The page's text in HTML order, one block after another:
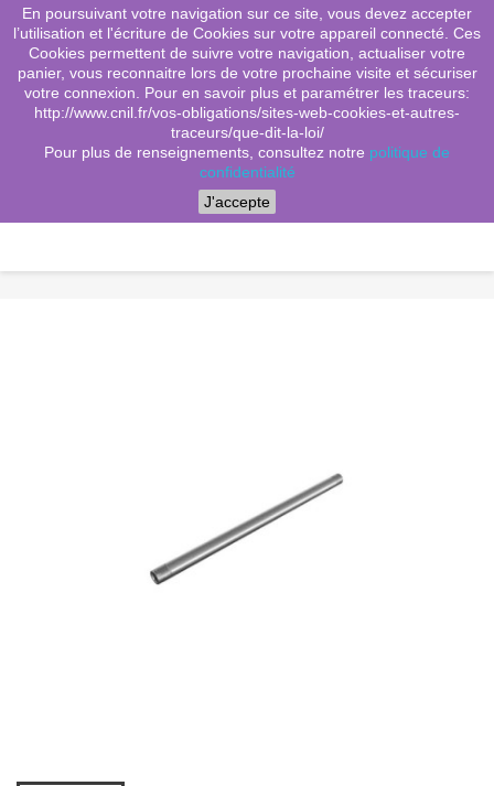
shopping_cart (0)

search
Menu
En poursuivant votre navigation sur ce site, vous devez accepter
l’utilisation et l'écriture de Cookies sur votre appareil connecté. Ces
Cookies permettent de suivre votre navigation, actualiser votre
panier, vous reconnaitre lors de votre prochaine visite et sécuriser
votre connexion. Pour en savoir plus et paramétrer les traceurs:
http://www.cnil.fr/vos-obligations/sites-web-cookies-et-autres-
traceurs/que-dit-la-loi/
Pour plus de renseignements, consultez notre politique de
confidentialité
J'accepte